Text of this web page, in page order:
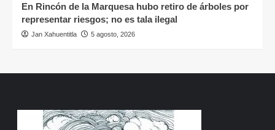
En Rincón de la Marquesa hubo retiro de árboles por
representar riesgos; no es tala ilegal
Jan Xahuentitla 5 agosto, 2026